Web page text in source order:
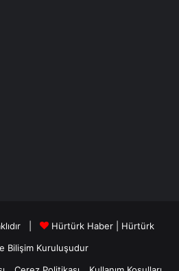
| Hürtürk Haber
Hürtürk
BilişimKuruluşudur